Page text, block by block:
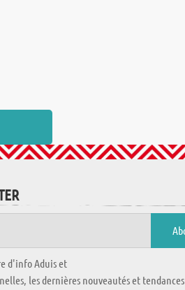
d'info Aduis et
les dernières nouveautés et tendances